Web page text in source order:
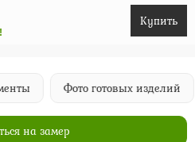
Купить
Фото готовых изделий
на замер